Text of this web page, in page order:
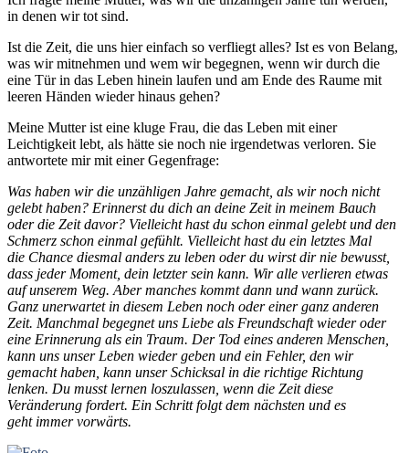
in denen wir tot sind.
Ist die Zeit, die uns hier einfach so verfliegt alles? Ist es von Belang,
was wir mitnehmen und wem wir begegnen, wenn wir durch die
eine Tür in das Leben hinein laufen und am Ende des Raume mit
leeren Händen wieder hinaus gehen?
Meine Mutter ist eine kluge Frau, die das Leben mit einer
Leichtigkeit lebt, als hätte sie noch nie irgendetwas verloren. Sie
antwortete mir mit einer Gegenfrage:
Was haben wir die unzähligen Jahre gemacht, als wir noch nicht
gelebt haben? Erinnerst du dich an deine Zeit in meinem Bauch
oder die Zeit davor? Vielleicht hast du schon einmal gelebt und den
Schmerz schon einmal gefühlt. Vielleicht hast du ein letztes Mal
die Chance diesmal anders zu leben oder du wirst dir nie bewusst,
dass jeder Moment, dein letzter sein kann. Wir alle verlieren etwas
auf unserem Weg. Aber manches kommt dann und wann zurück.
Ganz unerwartet in diesem Leben noch oder einer ganz anderen
Zeit. Manchmal begegnet uns Liebe als Freundschaft wieder oder
eine Erinnerung als ein Traum. Der Tod eines anderen Menschen,
kann uns unser Leben wieder geben und ein Fehler, den wir
gemacht haben, kann unser Schicksal in die richtige Richtung
lenken. Du musst lernen loszulassen, wenn die Zeit diese
Veränderung fordert. Ein Schritt folgt dem nächsten und es
geht immer vorwärts.